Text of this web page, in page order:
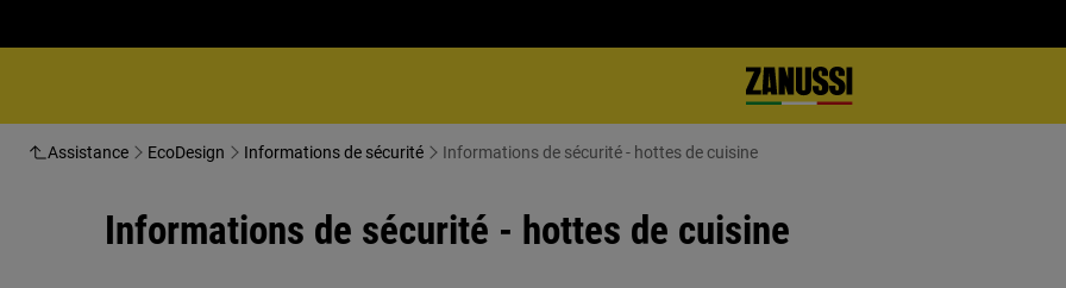
Assistance EcoDesign Informations de sécurité Informations de sécurité - hottes de cuisine
Informations de sécurité - hottes de cuisine